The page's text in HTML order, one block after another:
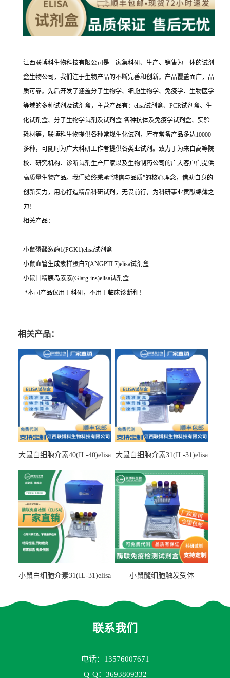
江西联博科生物科技有限公司是一家集科研、生产、销售为一体的试剂
盒生物公司，我们注于生物产品的不断完善和创新。产品覆盖面广，品
质可靠。先后开发了涵盖分子生物学、细胞生物学、免疫学、生物医学
等域的多种试剂及试剂盒，主营产品有：elisa试剂盒、PCR试剂盒、生
化试剂盒、分子生物学试剂及试剂盒·各种抗体及免疫学试剂盒、实验
耗材等，联博科生物提供各种常规生化试剂，库存常备产品多达10000
多种，可随时为广大科研工作者提供各类业试剂。致力于为来自高等院
校、研究机构、诊断试剂生产厂家以及生物制药公司的广大客户们提供
高质量生物产品。我们始终秉承“诚信与品质”的核心理念，借助自身的
创新实力，用心打造精品科研试剂，无畏前行，为科研事业贡献绵薄之
力!
相关产品：
小鼠磷酸激酶1(PGK1)elisa试剂盒
小鼠血管生成素样蛋白7(ANGPTL7)elisa试剂盒
小鼠甘精胰岛素素(Glarg-ins)elisa试剂盒
*本司产品仅用于科研，不用于临床诊断和！
相关产品：
大鼠白细胞介素40(IL-40)elisa
大鼠白细胞介素31(IL-31)elisa
小鼠白细胞介素31(IL-31)elisa
小鼠髓细胞触发受体
联系我们
电话：13576007671
Q Q：3693809332